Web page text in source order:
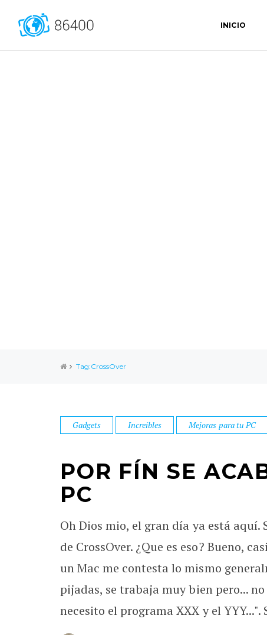
INICIO
Tag:CrossOver
Gadgets Increibles Mejoras para tu PC
POR FÍN SE
PC
Oh Dios mio, el gran día ya está aquí.
de CrossOver. ¿Que es eso? Bueno,
un Mac me contesta lo mismo
pijadas, se trabaja muy bien pero...
necesito el programa XXX y el YYY...".